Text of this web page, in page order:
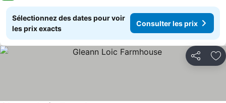
Sélectionnez des dates pour voir
les prix exacts
Consulter les prix
Partager